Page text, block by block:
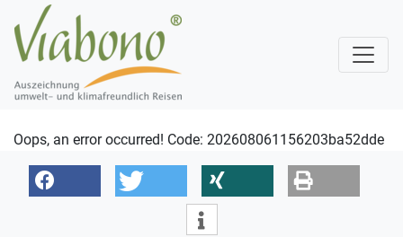
Oops, an error occurred! Code: 202608061156203ba52dde